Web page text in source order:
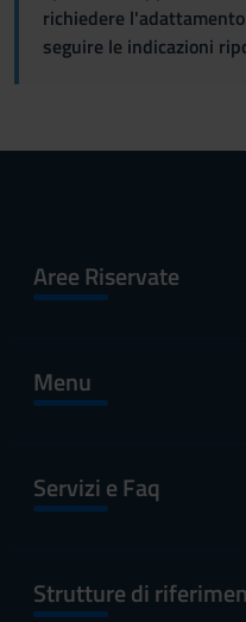
richiedere
seguire le indicazioni
Aree Riservate
Menu
Servizi e Faq
Strutture di